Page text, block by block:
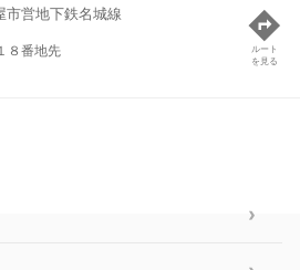
市営地下鉄名城線
８番地先
ルート
を見る